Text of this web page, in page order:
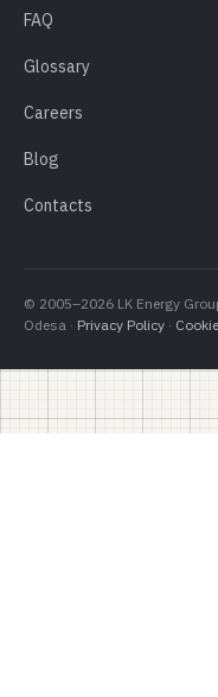
FAQ
Glossary
Careers
Blog
Contacts
© 2005–2026 LK Energy
Odesa · Privacy Policy ·